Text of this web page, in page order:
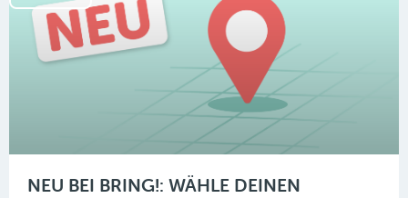
NEU BEI BRING!: WÄHLE DEINEN